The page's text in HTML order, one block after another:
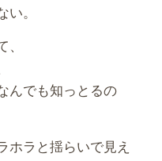
。
んでも知っとるの
ホラと揺らいで見え